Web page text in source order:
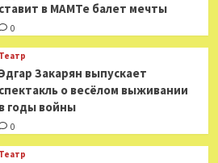
ставит в МАМТе балет мечты
0
Театр
Закарян выпускает
спектакль о весёлом выживании
в годы войны
0
Театр